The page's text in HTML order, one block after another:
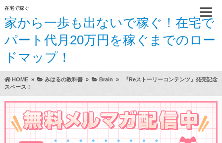
在宅で稼ぐ
家から一歩も出ないで稼ぐ！在宅で
パート代月20万円を稼ぐまでのロー
ドマップ！
HOME» みはるの教科書» Brain »
『Reストーリーコンテンツ』発売記念
スペース！